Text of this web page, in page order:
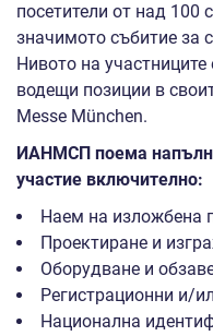
посетители от над 100
значимото събитие за
Нивото на
водещи позиции в
Меsse München.
ИАНМСП поема
участие включително:
Наем на изложбена
Проектиране и
Оборудване и
Регистрационни и/
Национална